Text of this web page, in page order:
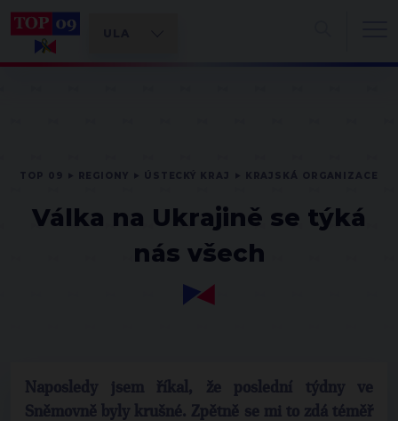
Válka na Ukrajině se týká
nás všech
Naposledy jsem říkal, že poslední týdny ve
Sněmovně byly krušné. Zpětně se mi to zdá téměř